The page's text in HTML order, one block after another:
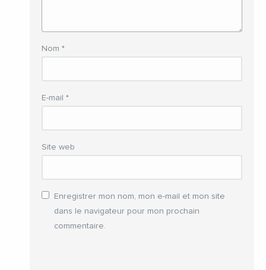
Nom *
E-mail *
Site web
Enregistrer mon nom, mon e-mail et mon site
dans le navigateur pour mon prochain
commentaire.